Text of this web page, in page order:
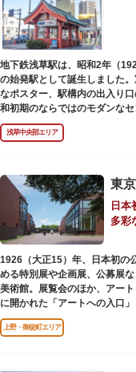
本殿には浅草寺のご本尊であ
に、尊像として奉安した郷土
人が祀られています。江戸時
殿の間が渡り廊下で繋がる建
また、浅草名所七福神のひと
す。
地下鉄浅草駅は、昭和2年（
の始発駅として誕生しました
なポスター、駅構内の出入り
和初期のならではのモダンなセ
浅草中央部エリア
東
日本
多彩
1926（大正15）年、日本初の
める特別展や企画展、公募展
美術館。展覧会のほか、アー
に開かれた「アートへの入口
レストランやミュージアムシ
ンからは、美術館のプロムナ
上野・御徒町エリア